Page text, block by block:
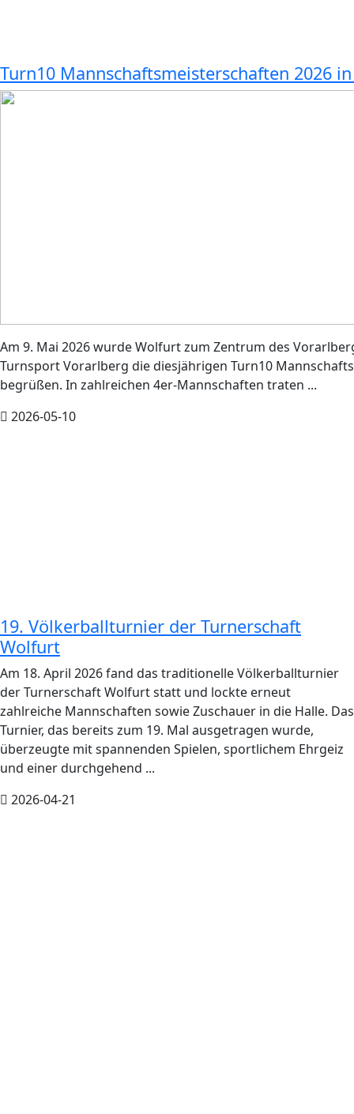
Turn10 Mannschaftsmeisterschaften 2026
Am 9. Mai 2026 wurde Wolfurt zum Zentrum des
Turnsport Vorarlberg die diesjährigen Turn10
begrüßen. In zahlreichen 4er-Mannschaften traten ...
2026-05-10
19. Völkerballturnier der Turnerschaft
Wolfurt
Am 18. April 2026 fand das traditionelle Völkerballturnier
der Turnerschaft Wolfurt statt und lockte erneut
zahlreiche Mannschaften sowie Zuschauer in die Halle. Das
Turnier, das bereits zum 19. Mal ausgetragen wurde,
überzeugte mit spannenden Spielen, sportlichem Ehrgeiz
und einer durchgehend ...
2026-04-21